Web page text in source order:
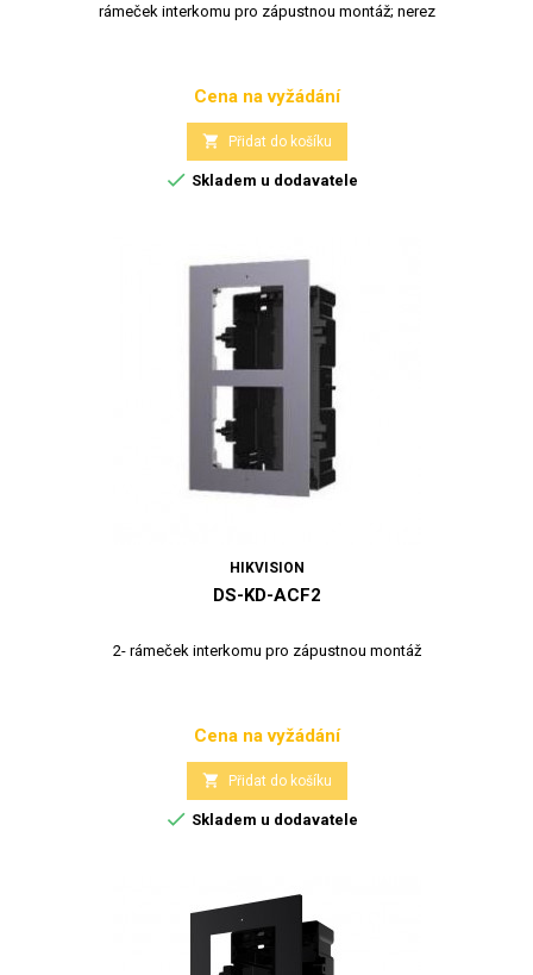
rámeček interkomu pro zápustnou montáž; nerez
Cena
Cena na vyžádání
 Přidat do košíku
 Skladem u dodavatele
HIKVISION
DS-KD-ACF2
2- rámeček interkomu pro zápustnou montáž
Cena
Cena na vyžádání
 Přidat do košíku
 Skladem u dodavatele